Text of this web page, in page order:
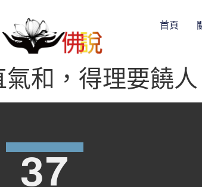
首頁
和，得理要饒人
37